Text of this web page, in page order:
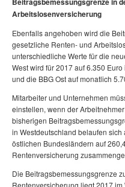
Arbeitslosenversicherung
Ebenfalls angehoben wird die
gesetzliche Renten- und
unterschiedliche Werte für die
West wird für 2017 auf 6.350
und die BBG Ost auf monatlich
Mitarbeiter und Unternehmen
einstellen, wenn der
bisherigen
in Westdeutschland belaufen
östlichen Bundesländern auf
Rentenversicherung
Die Beitragsbemessungsgrenze
Rentenversicherung liegt 2017